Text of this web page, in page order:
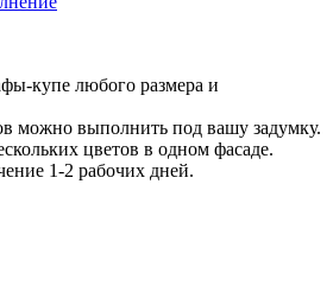
купе любого размера и
можно выполнить под вашу задумку.
цветов в одном фасаде.
1-2 рабочих дней.